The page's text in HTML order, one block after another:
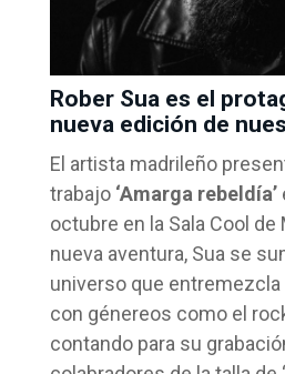
Rober Sua es el
nueva edición de
El artista madrileño
trabajo‘Amarga rebeldía’
octubre en la Sala Cool de
nueva aventura, Sua se
universo que entremezcla
con génereos como el
contando para su